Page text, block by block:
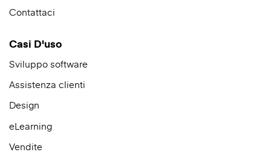
Contattaci
Casi D'uso
Sviluppo software
Assistenza clienti
Design
eLearning
Vendite